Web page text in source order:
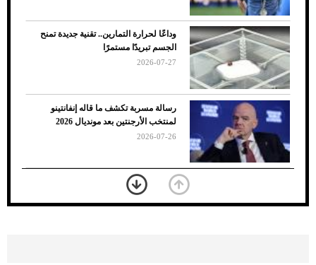
7 نصائح لاختيار لون البنطلون المناسب للقميص
الأسود
وداعًا لحرارة التمارين.. تقنية جديدة تمنح
الجسم تبريدًا مستمرًا
2026-07-27
رسالة مسربة تكشف ما قاله إنفانتينو
لمنتخب الأرجنتين بعد مونديال 2026
2026-07-26
«الجوازات» تكشف طريقة استخراج رقم
الحدود للزائر عبر أبشر